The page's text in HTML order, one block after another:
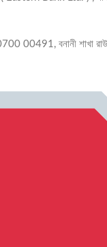
00491, বনানী শাখা